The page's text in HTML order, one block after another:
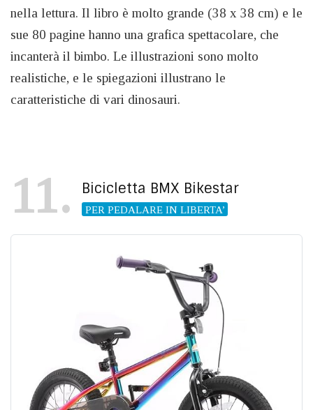
nella lettura. Il libro è molto grande (38 x 38 cm) e le
sue 80 pagine hanno una grafica spettacolare, che
incanterà il bimbo. Le illustrazioni sono molto
realistiche, e le spiegazioni illustrano le
caratteristiche di vari dinosauri.
11 Bicicletta BMX Bikestar
PER PEDALARE IN LIBERTA’